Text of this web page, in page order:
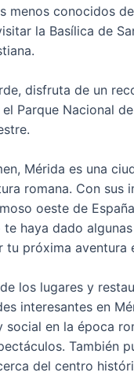
menos conocidos
la Basílica de
disfruta de un
Parque Nacional
Mérida es una
romana. Con sus
oeste de
te haya dado
tu próxima aventura
los lugares y
interesantes en
social en la época
También
del centro